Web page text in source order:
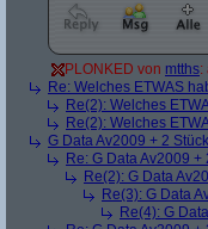
PLONKED von mtths:
Re: Welches ETWAS
Re(2): Welches
Re(2): Welches
G Data Av2009 + 2
Re: G Data Av2009
Re(2): G Data
Re(3): G Data
Re(4): G